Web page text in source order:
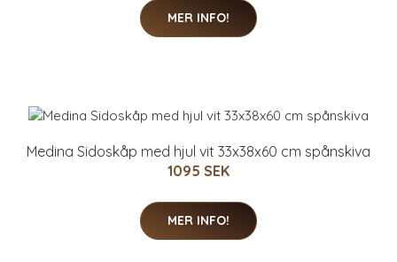
MER INFO!
Medina Sidoskåp med hjul vit 33x38x60 cm spånskiva
1095 SEK
MER INFO!